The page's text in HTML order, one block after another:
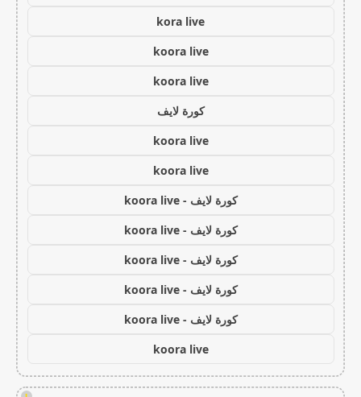
kora live
koora live
koora live
كورة لايف
koora live
koora live
كورة لايف - koora live
كورة لايف - koora live
كورة لايف - koora live
كورة لايف - koora live
كورة لايف - koora live
koora live